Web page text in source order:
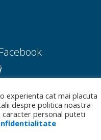
experienta cat mai placuta
despre politica noastra
personal puteti